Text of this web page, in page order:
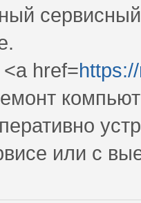
href=
или с